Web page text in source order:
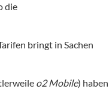
die
bringt in Sachen
o2 Mobile) haben